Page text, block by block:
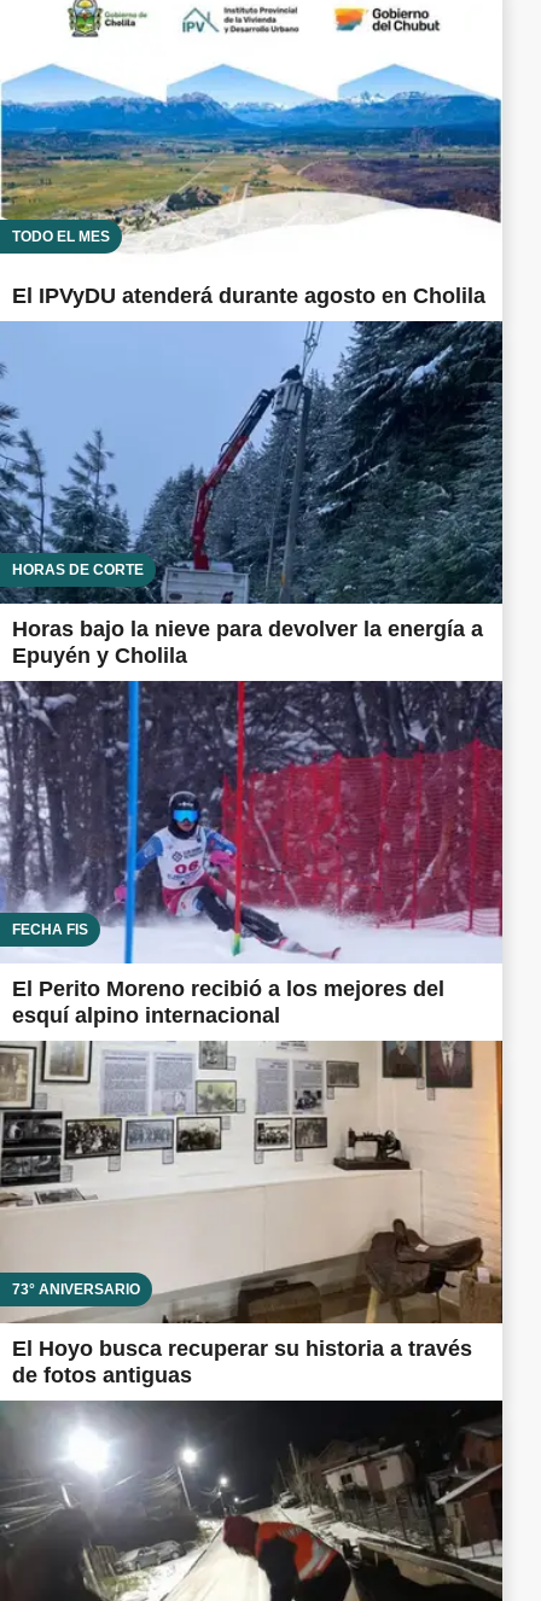
TODO EL MES
El IPVyDU atenderá durante agosto en Cholila
HORAS DE CORTE
Horas bajo la nieve para devolver la energía a
Epuyén y Cholila
FECHA FIS
El Perito Moreno recibió a los mejores del
esquí alpino internacional
73° ANIVERSARIO
El Hoyo busca recuperar su historia a través
de fotos antiguas